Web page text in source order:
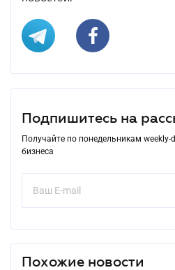
Подпишитесь на
Получайте по понедельникам
бизнеса
Похожие новости